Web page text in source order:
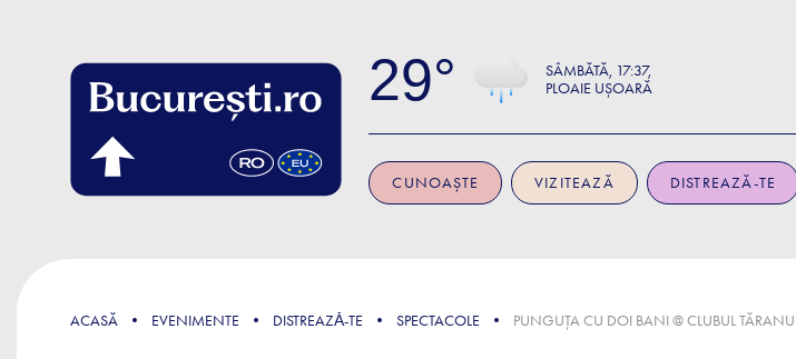
29 SÂMBĂTĂ 17:37
PLOAIE UȘOARĂ
CUNOAȘTE VIZITEAZĂ DISTREAZĂ-TE
ACASĂ EVENIMENTE DISTREAZǍ-TE SPECTACOLE PUNGUȚA CU DOI BANI @ CLUBUL